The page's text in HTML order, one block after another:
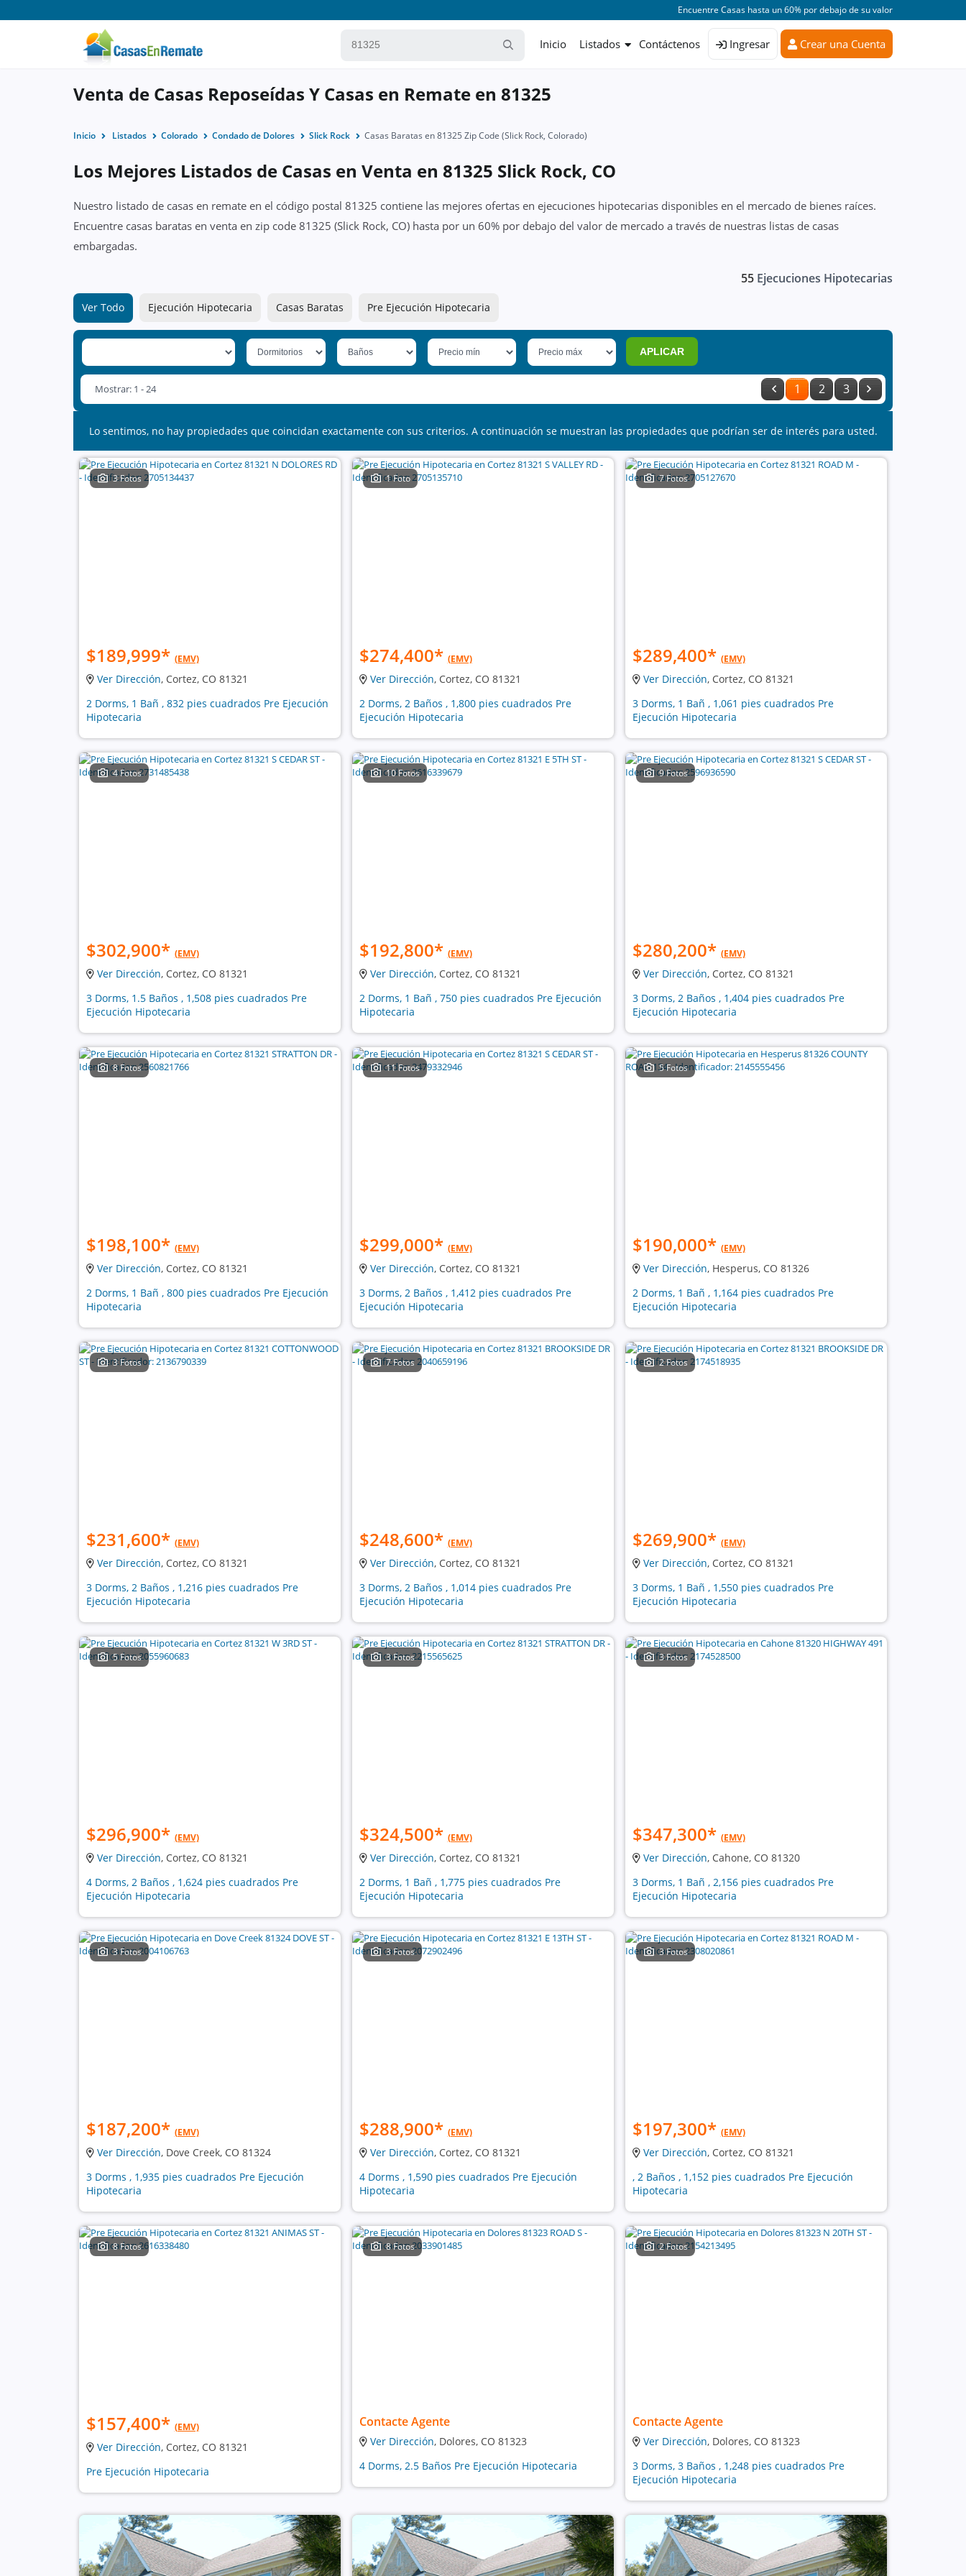
Encuentre Casas hasta un 60% por debajo de su valor
Inicio Listados Contáctenos Ingresar Crear una Cuenta
Venta de Casas Reposeídas Y Casas en Remate en 81325
Inicio Listados Colorado Condado de Dolores Slick Rock Casas Baratas en 81325 Zip Code (Slick Rock, Colorado)
Los Mejores Listados de Casas en Venta en 81325 Slick Rock, CO
Nuestro listado de casas en remate en el código postal 81325 contiene las mejores ofertas en ejecuciones hipotecarias disponibles en el mercado de bienes raíces.
Encuentre casas baratas en venta en zip code 81325 (Slick Rock, CO) hasta por un 60% por debajo del valor de mercado a través de nuestras listas de casas
embargadas.
55 Ejecuciones Hipotecarias
Ver Todo Ejecución Hipotecaria Casas Baratas Pre Ejecución Hipotecaria
APLICAR
1 2 3
Mostrar: 1 - 24
Lo sentimos, no hay propiedades que coincidan exactamente con sus criterios. A continuación se muestran las propiedades que podrían ser de interés para usted.
3 Fotos
$189,999* (EMV)
Ver Dirección, Cortez, CO 81321
2 Dorms, 1 Bañ , 832 pies cuadrados Pre Ejecución
Hipotecaria
1 Foto
$274,400* (EMV)
Ver Dirección, Cortez, CO 81321
2 Dorms, 2 Baños , 1,800 pies cuadrados Pre
Ejecución Hipotecaria
7 Fotos
$289,400* (EMV)
Ver Dirección, Cortez, CO 81321
3 Dorms, 1 Bañ , 1,061 pies cuadrados Pre
Ejecución Hipotecaria
4 Fotos
$302,900* (EMV)
Ver Dirección, Cortez, CO 81321
3 Dorms, 1.5 Baños , 1,508 pies cuadrados Pre
Ejecución Hipotecaria
10 Fotos
$192,800* (EMV)
Ver Dirección, Cortez, CO 81321
2 Dorms, 1 Bañ , 750 pies cuadrados Pre Ejecución
Hipotecaria
9 Fotos
$280,200* (EMV)
Ver Dirección, Cortez, CO 81321
3 Dorms, 2 Baños , 1,404 pies cuadrados Pre
Ejecución Hipotecaria
8 Fotos
$198,100* (EMV)
Ver Dirección, Cortez, CO 81321
2 Dorms, 1 Bañ , 800 pies cuadrados Pre Ejecución
Hipotecaria
11 Fotos
$299,000* (EMV)
Ver Dirección, Cortez, CO 81321
3 Dorms, 2 Baños , 1,412 pies cuadrados Pre
Ejecución Hipotecaria
5 Fotos
$190,000* (EMV)
Ver Dirección, Hesperus, CO 81326
2 Dorms, 1 Bañ , 1,164 pies cuadrados Pre
Ejecución Hipotecaria
3 Fotos
$231,600* (EMV)
Ver Dirección, Cortez, CO 81321
3 Dorms, 2 Baños , 1,216 pies cuadrados Pre
Ejecución Hipotecaria
7 Fotos
$248,600* (EMV)
Ver Dirección, Cortez, CO 81321
3 Dorms, 2 Baños , 1,014 pies cuadrados Pre
Ejecución Hipotecaria
2 Fotos
$269,900* (EMV)
Ver Dirección, Cortez, CO 81321
3 Dorms, 1 Bañ , 1,550 pies cuadrados Pre
Ejecución Hipotecaria
5 Fotos
$296,900* (EMV)
Ver Dirección, Cortez, CO 81321
4 Dorms, 2 Baños , 1,624 pies cuadrados Pre
Ejecución Hipotecaria
3 Fotos
$324,500* (EMV)
Ver Dirección, Cortez, CO 81321
2 Dorms, 1 Bañ , 1,775 pies cuadrados Pre
Ejecución Hipotecaria
3 Fotos
$347,300* (EMV)
Ver Dirección, Cahone, CO 81320
3 Dorms, 1 Bañ , 2,156 pies cuadrados Pre
Ejecución Hipotecaria
3 Fotos
$187,200* (EMV)
Ver Dirección, Dove Creek, CO 81324
3 Dorms , 1,935 pies cuadrados Pre Ejecución
Hipotecaria
3 Fotos
$288,900* (EMV)
Ver Dirección, Cortez, CO 81321
4 Dorms , 1,590 pies cuadrados Pre Ejecución
Hipotecaria
3 Fotos
$197,300* (EMV)
Ver Dirección, Cortez, CO 81321
, 2 Baños , 1,152 pies cuadrados Pre Ejecución
Hipotecaria
8 Fotos
$157,400* (EMV)
Ver Dirección, Cortez, CO 81321
Pre Ejecución Hipotecaria
8 Fotos
Contacte Agente
Ver Dirección, Dolores, CO 81323
4 Dorms, 2.5 Baños Pre Ejecución Hipotecaria
2 Fotos
Contacte Agente
Ver Dirección, Dolores, CO 81323
3 Dorms, 3 Baños , 1,248 pies cuadrados Pre
Ejecución Hipotecaria